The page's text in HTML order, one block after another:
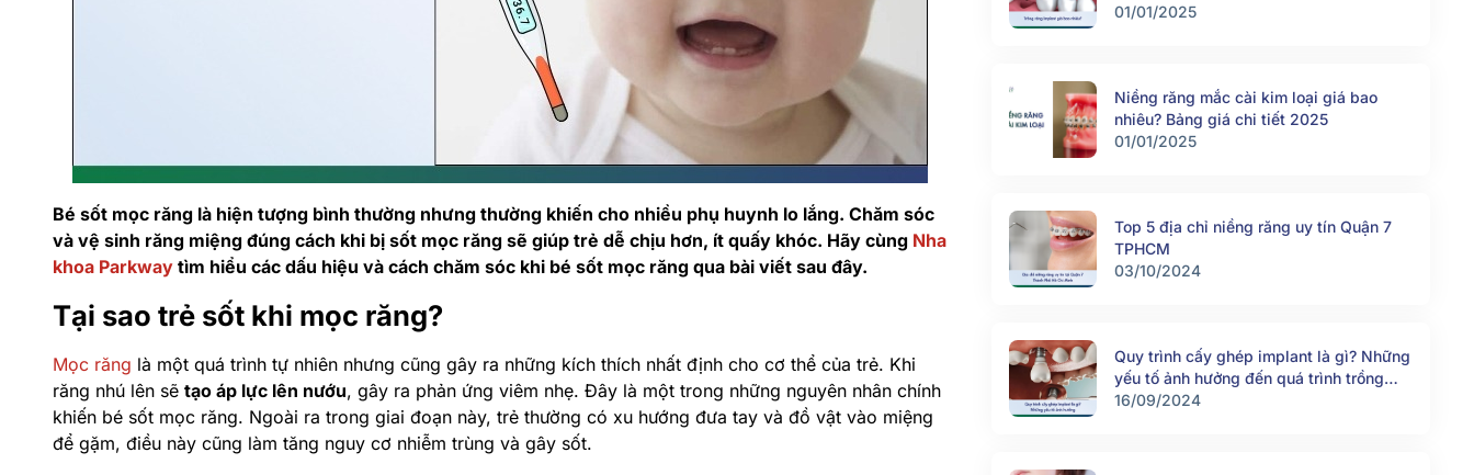
Bé sốt mọc răng là hiện tượng bình thường nhưng thường khiến cho nhiều phụ huynh lo lắng. Chăm sóc
và vệ sinh răng miệng đúng cách khi bị sốt mọc răng sẽ giúp trẻ dễ chịu hơn, ít quấy khóc. Hãy cùng Nha
khoa Parkway tìm hiểu các dấu hiệu và cách chăm sóc khi bé sốt mọc răng qua bài viết sau đây.
Tại sao trẻ sốt khi mọc răng?
Mọc răng là một quá trình tự nhiên nhưng cũng gây ra những kích thích nhất định cho cơ thể của trẻ. Khi
răng nhú lên sẽ tạo áp lực lên nướu, gây ra phản ứng viêm nhẹ. Đây là một trong những nguyên nhân chính
khiến bé sốt mọc răng. Ngoài ra trong giai đoạn này, trẻ thường có xu hướng đưa tay và đồ vật vào miệng
để gặm, điều này cũng làm tăng nguy cơ nhiễm trùng và gây sốt.
01/01/2025
Niềng răng mắc cài kim loại giá bao
nhiêu? Bảng giá chi tiết 2025
01/01/2025
Top 5 địa chỉ niềng răng uy tín Quận 7
TPHCM
03/10/2024
Quy trình cấy ghép implant là gì? Những
yếu tố ảnh hưởng đến quá trình trồng
răng implant
16/09/2024